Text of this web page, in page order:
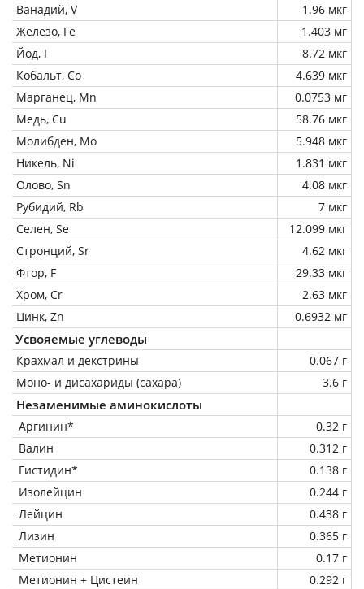
Ванадий, V
1.96 мкг
Железо, Fe
1.403 мг
Йод, I
8.72 мкг
Кобальт, Co
4.639 мкг
Марганец, Mn
0.0753 мг
Медь, Cu
58.76 мкг
Молибден, Mo
5.948 мкг
Никель, Ni
1.831 мкг
Олово, Sn
4.08 мкг
Рубидий, Rb
7 мкг
Селен, Se
12.099 мкг
Стронций, Sr
4.62 мкг
Фтор, F
29.33 мкг
Хром, Cr
2.63 мкг
Цинк, Zn
0.6932 мг
Усвояемые углеводы
Крахмал и декстрины
0.067 г
Моно- и дисахариды (сахара)
3.6 г
Незаменимые аминокислоты
Аргинин*
0.32 г
Валин
0.312 г
Гистидин*
0.138 г
Изолейцин
0.244 г
Лейцин
0.438 г
Лизин
0.365 г
Метионин
0.17 г
Метионин + Цистеин
0.292 г